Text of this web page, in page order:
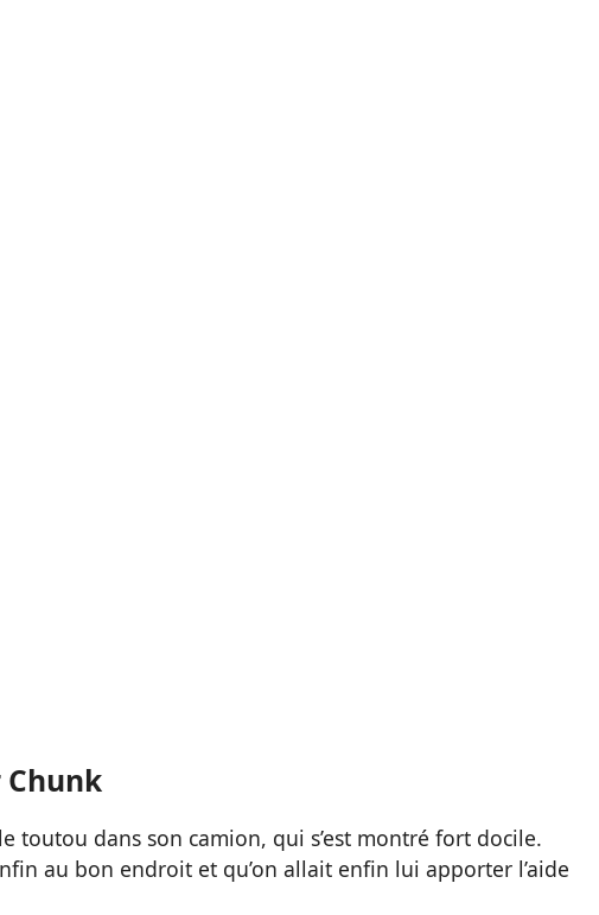
toutou dans son camion, qui s’est montré fort docile.
au bon endroit et qu’on allait enfin lui apporter l’aide